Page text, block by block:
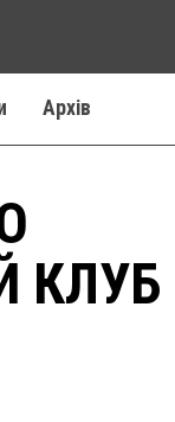
Aрхів
КЛУБ